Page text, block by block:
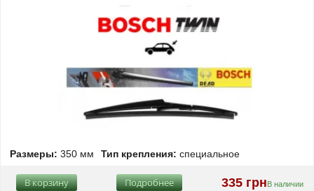
Размеры: 350 мм Тип крепления: специальное
335 грн В наличии
Подробнее
В корзину